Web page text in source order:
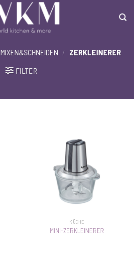
MIXEN&SCHNEIDEN / ZERKLEINERER
FILTER
KÜCHE
MINI-ZERKLEINERER